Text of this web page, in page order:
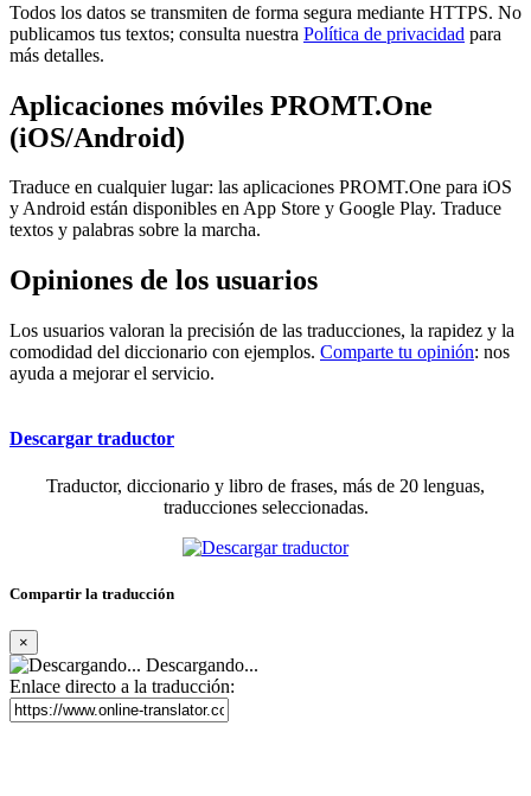
Todos los datos se transmiten de forma segura mediante HTTPS. No
publicamos tus textos; consulta nuestra Política de privacidad para
más detalles.
Aplicaciones móviles PROMT.One
(iOS/Android)
Traduce en cualquier lugar: las aplicaciones PROMT.One para iOS
y Android están disponibles en App Store y Google Play. Traduce
textos y palabras sobre la marcha.
Opiniones de los usuarios
Los usuarios valoran la precisión de las traducciones, la rapidez y la
comodidad del diccionario con ejemplos. Comparte tu opinión: nos
ayuda a mejorar el servicio.
Descargar traductor
Traductor, diccionario y libro de frases, más de 20 lenguas,
traducciones seleccionadas.
Compartir la traducción
×
Descargando...
Enlace directo a la traducción: